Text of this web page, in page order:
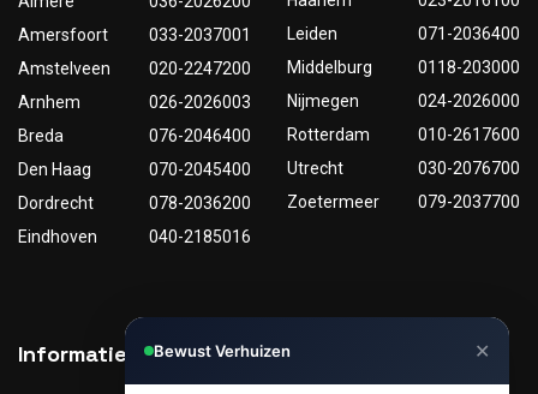
Amersfoort
033-2037001
Amstelveen
020-2247200
Arnhem
026-2026003
Breda
076-2046400
Den Haag
070-2045400
Dordrecht
078-2036200
Eindhoven
040-2185016
Leiden
071-2036400
Middelburg
0118-203000
Nijmegen
024-2026000
Rotterdam
010-2617600
Utrecht
030-2076700
Zoetermeer
079-2037700
Informatie Nuttige links
Bewust Verhuizen ✕